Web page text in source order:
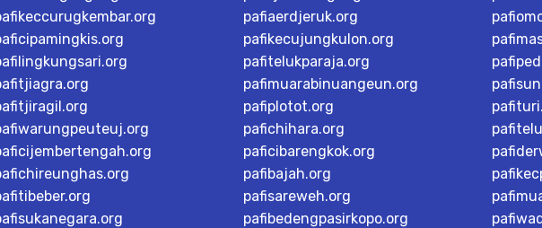
pafiaerdjeruk.org
pafikecujungkulon.org
pafitelukparaja.org
pafimuarabinuangeun.org
pafiplotot.org
pafichihara.org
paficibarengkok.org
pafibajah.org
pafisareweh.org
pafibedengpasirkopo.org